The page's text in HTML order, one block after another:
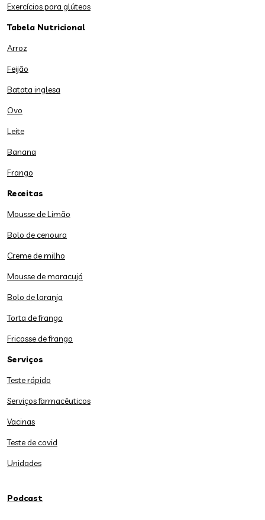
Exercícios para glúteos
Tabela Nutricional
Arroz
Feijão
Batata inglesa
Ovo
Leite
Banana
Frango
Receitas
Mousse de Limão
Bolo de cenoura
Creme de milho
Mousse de maracujá
Bolo de laranja
Torta de frango
Fricasse de frango
Serviços
Teste rápido
Serviços farmacêuticos
Vacinas
Teste de covid
Unidades
Podcast